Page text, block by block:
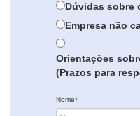
Dúvidas sobre
Empresa não
Orientações
(Prazos para
Nome*